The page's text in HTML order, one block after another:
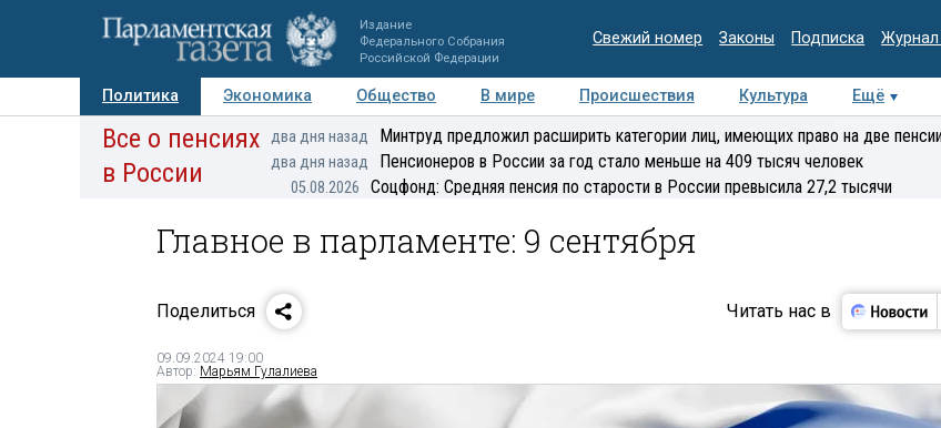
Издание
Федерального Собрания
Российской Федерации
Свежий номер Законы Подписка Журнал
Политика Экономика Общество В мире Происшествия Культура Ещё
Авторы Персоны Мнения Регионы Медиацентр Интервью Колумнисты
Все о пенсиях
в России
два дня назад Минтруд предложил расширить категории лиц, имеющих право на две
два дня назад Пенсионеров в России за год стало меньше на 409 тысяч человек
05.08.2026 Соцфонд: Средняя пенсия по старости в России превысила 27,2 тысячи
Главное в парламенте: 9 сентября
Поделиться Читать нас в
09.09.2024 19:00
Автор: Марьям Гулалиева